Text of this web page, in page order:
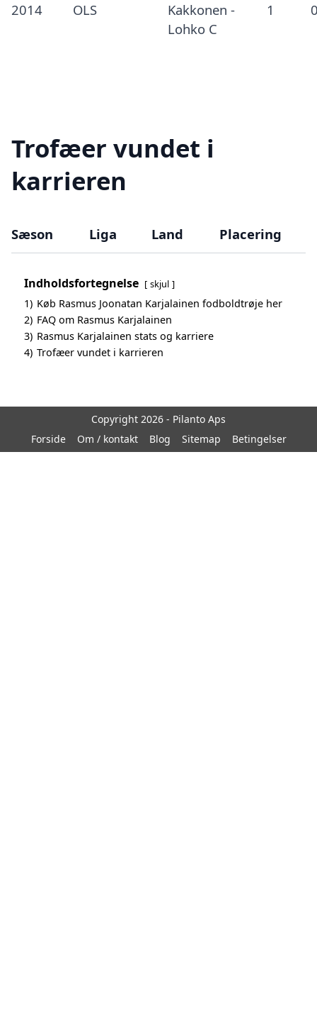
2014 OLS
Kakkonen -
Lohko C
1
Trofæer vundet i
karrieren
Sæson Liga Land Placering
Indholdsfortegnelse skjul
1) Køb Rasmus Joonatan Karjalainen fodboldtrøje her
2) FAQ om Rasmus Karjalainen
3) Rasmus Karjalainen stats og karriere
4) Trofæer vundet i karrieren
Copyright 2026 - Pilanto Aps
Forside
Om / kontakt Blog Sitemap Betingelser